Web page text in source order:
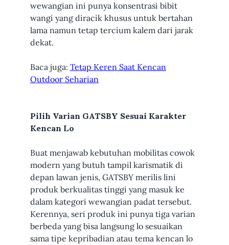
wewangian ini punya konsentrasi bibit
wangi yang diracik khusus untuk bertahan
lama namun tetap tercium kalem dari jarak
dekat.
Baca juga: Tetap Keren Saat Kencan
Outdoor Seharian
Pilih Varian GATSBY Sesuai Karakter
Kencan Lo
Buat menjawab kebutuhan mobilitas cowok
modern yang butuh tampil karismatik di
depan lawan jenis, GATSBY merilis lini
produk berkualitas tinggi yang masuk ke
dalam kategori wewangian padat tersebut.
Kerennya, seri produk ini punya tiga varian
berbeda yang bisa langsung lo sesuaikan
sama tipe kepribadian atau tema kencan lo